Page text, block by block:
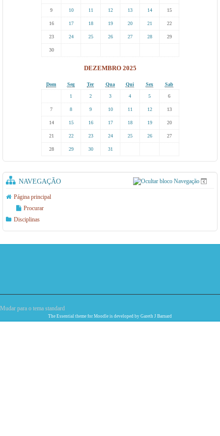
9 10 11 12 13 14 15
16 17 18 19 20 21 22
23 24 25 26 27 28 29
30
DEZEMBRO 2025
Dom Seg Ter Qua Qui Sex Sab
1 2 3 4 5 6
7 8 9 10 11 12 13
14 15 16 17 18 19 20
21 22 23 24 25 26 27
28 29 30 31
NAVEGAÇÃO
Página principal
Procurar
Disciplinas
Mudar para o tema standard
The Essential theme for Moodle is developed by Gareth J Barnard